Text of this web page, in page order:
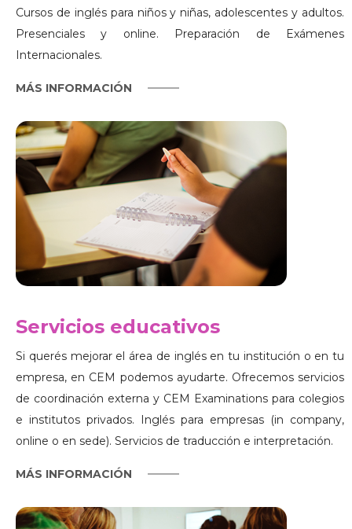
Cursos de inglés para niños y niñas, adolescentes y adultos.
Presenciales y online. Preparación de Exámenes
Internacionales.
MÁS INFORMACIÓN
Servicios educativos
Si querés mejorar el área de inglés en tu institución o en tu
empresa, en CEM podemos ayudarte. Ofrecemos servicios
de coordinación externa y CEM Examinations para colegios
e institutos privados. Inglés para empresas (in company,
online o en sede). Servicios de traducción e interpretación.
MÁS INFORMACIÓN